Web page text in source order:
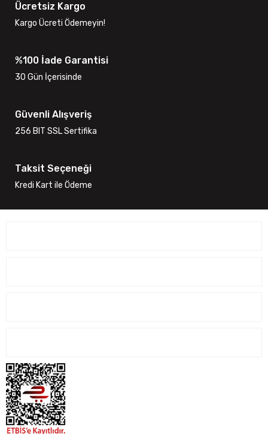
Ücretsiz Kargo
Kargo Ücreti Ödemeyin!
%100 İade Garantisi
30 Gün İçerisinde
Güvenli Alışveriş
256 BIT SSL Sertifika
Taksit Seçeneği
Kredi Kart ile Ödeme